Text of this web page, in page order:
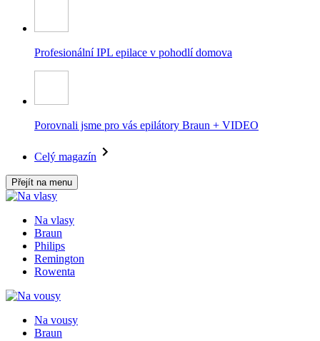
Profesionální IPL epilace v pohodlí domova
Porovnali jsme pro vás epilátory Braun + VIDEO
Celý magazín
Přejít na menu
Na vlasy
Braun
Philips
Remington
Rowenta
Na vousy
Braun